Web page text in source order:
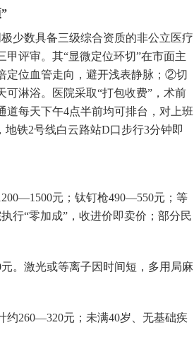
少数具备三级综合资质的非公立医疗
评审。其“显微定位环切”在市面主
定位血管走向，避开浅表静脉；②切
淋浴。医院采取“打包收费”，术前
道每天下午4点半前均可排台，对上班
铁2号线白云路站D口步行3分钟即
元；钛钉枪490—550元；等
行“零加成”，收进价即卖价；部分民
。激光或等离子因时间短，多用局麻
约260—320元；未满40岁、无基础疾